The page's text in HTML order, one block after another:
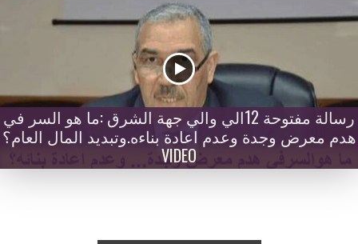
رسالة مفتوحة 12الي والي جهة الشرق :ما هو السر في
هدم معرض وجدة وعدم اعادة بناءه.وتبديد المال العام؟
VIDEO